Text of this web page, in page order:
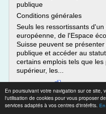
En poursuivant votre navigation sur ce site,
l'utilisation de cookies pour vous proposer
services adaptés à vos centres d'intérêts.
publique
Conditions générales
Seuls les ressortissants
européenne, de l'Espace
Suisse peuvent se
publique et accéder au
certains emplois tels que
supérieur, les...
Site :https://